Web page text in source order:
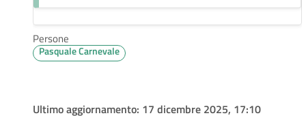
Persone
Pasquale Carnevale
Ultimo aggiornamento: 17 dicembre 2025, 17:10